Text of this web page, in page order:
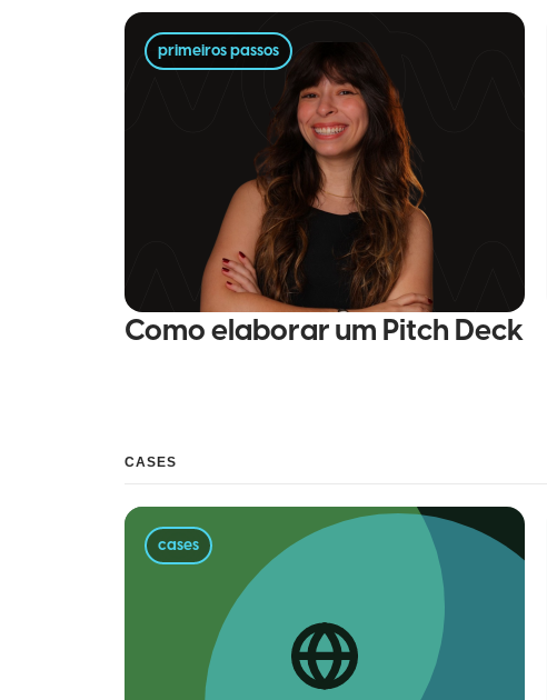
primeiros passos
Como elaborar um Pitch Deck
CASES
cases